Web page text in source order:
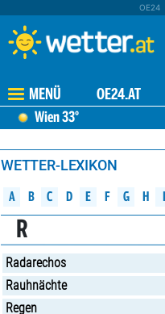
OE24
MENÜ OE24.AT
Wien33°
WETTER-LEXIKON
A B C D E F G H
R
Radarechos
Rauhnächte
Regen